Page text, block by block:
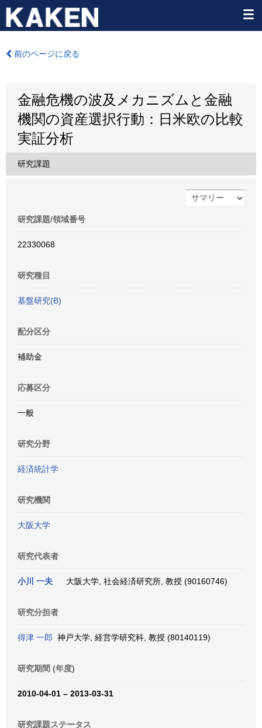
前のページに戻る
金融危機の波及メカニズムと金融
機関の資産選択行動：日米欧の比較
実証分析
研究課題
研究課題/領域番号
22330068
研究種目
基盤研究(B)
配分区分
補助金
応募区分
一般
研究分野
経済統計学
研究機関
大阪大学
研究代表者
小川 一夫 大阪大学, 社会経済研究所, 教授 (90160746)
研究分担者
得津 一郎 神戸大学, 経営学研究科, 教授 (80140119)
研究期間 (年度)
2010-04-01 – 2013-03-31
研究課題ステータス